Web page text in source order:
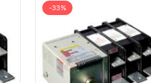
-33%